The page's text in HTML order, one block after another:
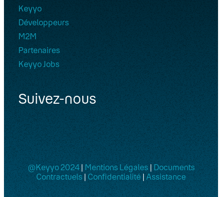
Keyyo
Développeurs
M2M
Partenaires
Keyyo Jobs
Suivez-nous
@Keyyo 2024| Mentions Légales|Documents
Contractuels|Confidentialité|Assistance